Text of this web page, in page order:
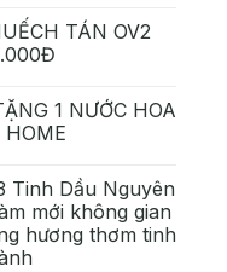
TÁN OV2
1 NƯỚC HOA
HOME
Tinh Dầu Nguyên
mới không gian
hương thơm tinh